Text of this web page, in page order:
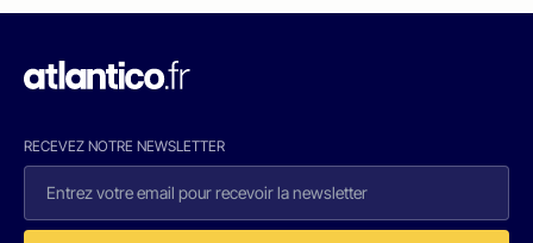
RECEVEZ NOTRE NEWSLETTER